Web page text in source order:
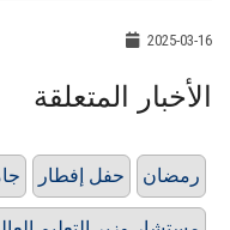
2025-03-16
الأخبار المتعلقة
حفل إفطار رمضان